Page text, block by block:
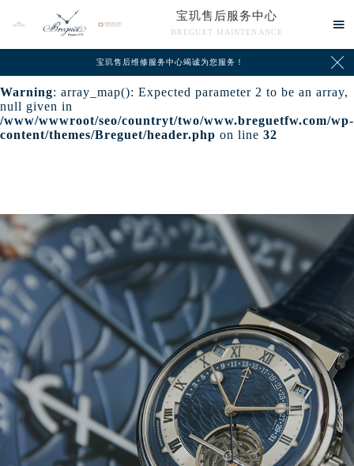
Warning : extract() expects parameter 1 to be array, null
given in
/www/wwwroot/seo/countryt/two/www.breguetfw.com/wp-
content/themes/Breguet/header.phpon line
Warning: array_map(): Expected parameter 2 to be an array,
null given in
/www/wwwroot/seo/countryt/two/www.breguetfw.com/wp-
content/themes/Breguet/header.php on line 32
宝玑售后服务中心
BREGUET MAINTENANCE

宝玑售后维修服务中心竭诚为您服务！ 